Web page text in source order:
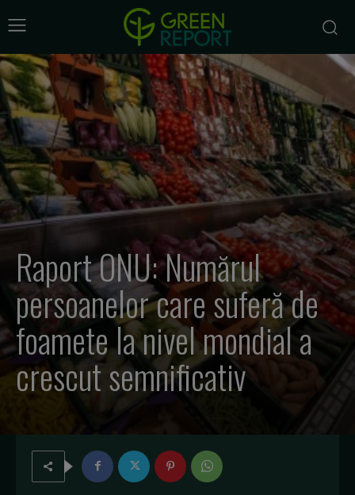
Raport ONU: Numărul
persoanelor care suferă de
foamete la nivel mondial a
crescut semnificativ